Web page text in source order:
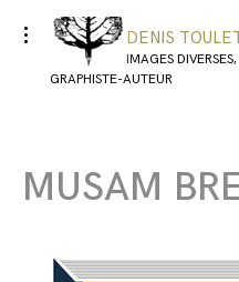
DENIS
IMAGES
GRAPHISTE-AUTEUR
MUSAM